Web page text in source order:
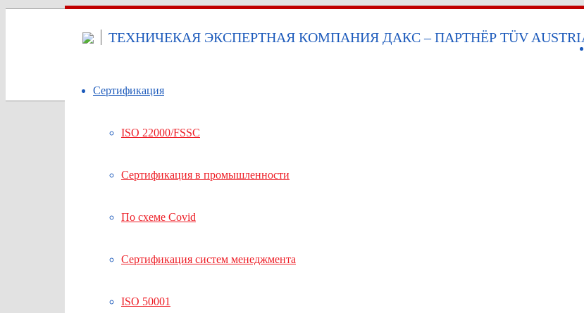
ТЕХНИЧЕКАЯ ЭКСПЕРТНАЯ КОМПАНИЯ ДАКС – ПАРТНЁР TÜV
Сертификация
ISO 22000/FSSC
Сертификация в промышленности
По схеме Covid
Сертификация систем менеджмента
ISO 50001